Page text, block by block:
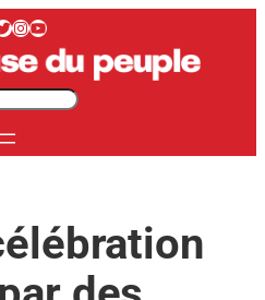
InstagramYouTube